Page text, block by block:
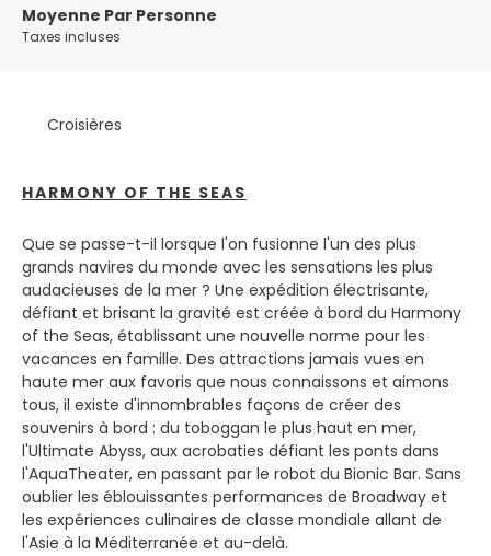
Moyenne Par Personne
Taxes incluses
Croisières
HARMONY OF THE SEAS
Que se passe-t-il lorsque l'on fusionne l'un des plus
grands navires du monde avec les sensations les plus
audacieuses de la mer ? Une expédition électrisante,
défiant et brisant la gravité est créée à bord du Harmony
of the Seas, établissant une nouvelle norme pour les
vacances en famille. Des attractions jamais vues en
haute mer aux favoris que nous connaissons et aimons
tous, il existe d'innombrables façons de créer des
souvenirs à bord : du toboggan le plus haut en mer,
l'Ultimate Abyss, aux acrobaties défiant les ponts dans
l'AquaTheater, en passant par le robot du Bionic Bar. Sans
oublier les éblouissantes performances de Broadway et
les expériences culinaires de classe mondiale allant de
l'Asie à la Méditerranée et au-delà.
et les attractions offertes par chacune des destinations
qui la composent en font un véritable paradis de calme,